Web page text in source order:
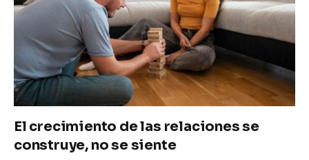
El crecimiento de las relaciones se
construye, no se siente